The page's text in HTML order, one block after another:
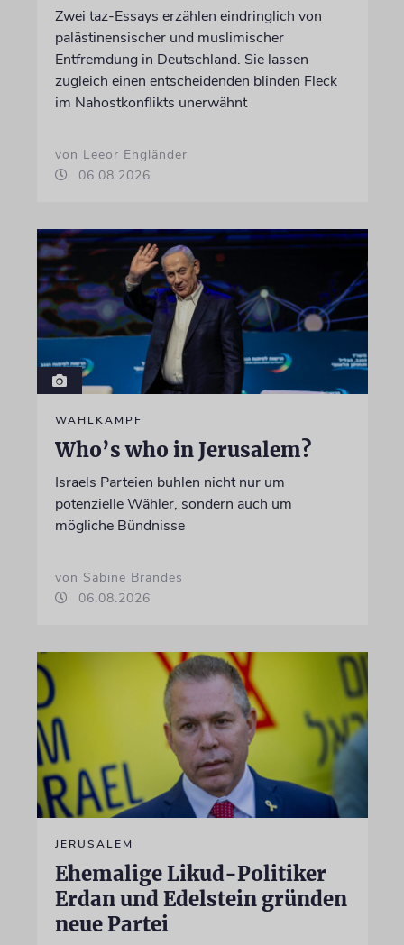
Zwei taz-Essays erzählen eindringlich von
palästinensischer und muslimischer
Entfremdung in Deutschland. Sie lassen
zugleich einen entscheidenden blinden Fleck
im Nahostkonflikts unerwähnt
von Leeor Engländer
06.08.2026
WAHLKAMPF
Who’s who in Jerusalem?
Israels Parteien buhlen nicht nur um
potenzielle Wähler, sondern auch um
mögliche Bündnisse
von Sabine Brandes
06.08.2026
JERUSALEM
Ehemalige Likud-Politiker
Erdan und Edelstein gründen
neue Partei